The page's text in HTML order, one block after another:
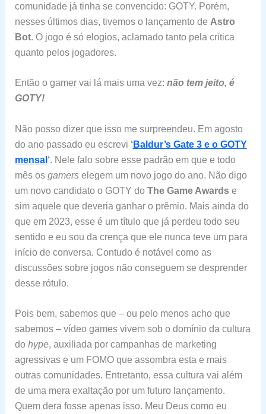
comunidade já tinha se convencido: GOTY. Porém,
nesses últimos dias, tivemos o lançamento de Astro
Bot. O jogo é só elogios, aclamado tanto pela crítica
quanto pelos jogadores.
Então o gamer vai lá mais uma vez: não tem jeito, é
GOTY!
Não posso dizer que isso me surpreendeu. Em agosto
do ano passado eu escrevi ‘Baldur’s Gate 3 e o GOTY
mensal ‘. Nele falo sobre esse padrão em que e todo
mês os gamerselegem um novo jogo do ano. Não digo
um novo candidato o GOTY do The Game Awardse
sim aquele que deveria ganhar o prêmio. Mais ainda do
que em 2023, esse é um título que já perdeu todo seu
sentido e eu sou da crença que ele nunca teve um para
início de conversa. Contudo é notável como as
discussões sobre jogos não conseguem se desprender
desse rótulo.
Pois bem, sabemos que – ou pelo menos acho que
sabemos – vídeo games vivem sob o domínio da cultura
do hype, auxiliada por campanhas de marketing
agressivas e um FOMO que assombra esta e mais
outras comunidades. Entretanto, essa cultura vai além
de uma mera exaltação por um futuro lançamento.
Quem dera fosse apenas isso. Meu Deus como eu